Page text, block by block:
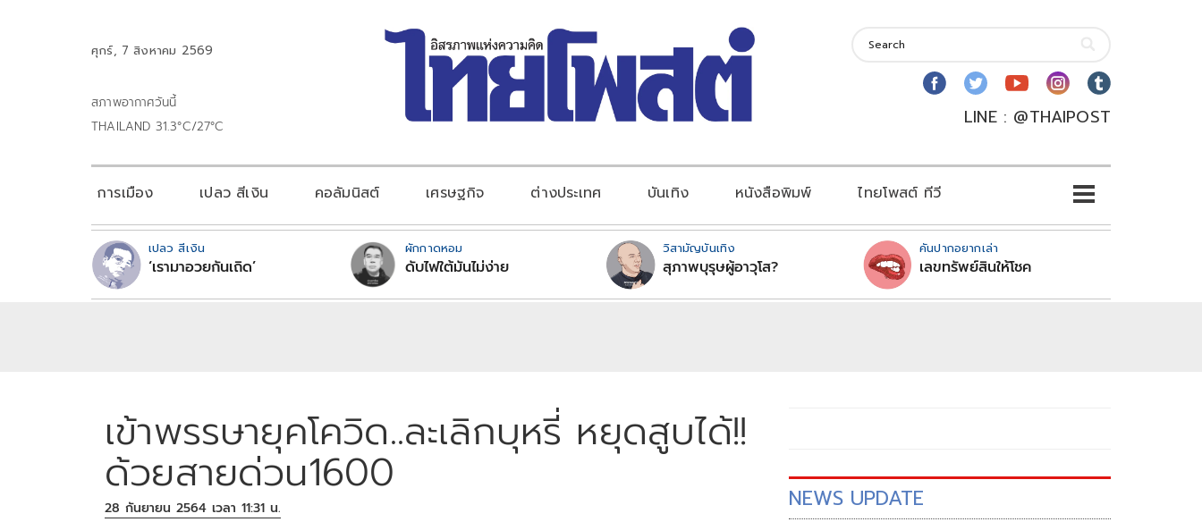
ศุกร์, 7 สิงหาคม 2569
สภาพอากาศวันนี้
THAILAND 31.3°C/27°C
LINE : @THAIPOST
การเมือง เปลว สีเงิน คอลัมนิสต์ เศรษฐกิจ ต่างประเทศ บันเทิง หนังสือพิมพ์ ไทยโพสต์ ทีวี
เปลว สีเงิน
‘เรามาอวยกันเถิด’
ผักกาดหอม
ดับไฟใต้มันไม่ง่าย
วิสามัญบันเทิง
สุภาพบุรุษผู้อาวุโส?
คันปากอยากเล่า
เลขทรัพย์สินให้โชค
เข้าพรรษายุคโควิด..ละเลิกบุหรี่ หยุดสูบได้!!
ด้วยสายด่วน1600
28 กันยายน 2564 เวลา 11:31 น. NEWS UPDATE